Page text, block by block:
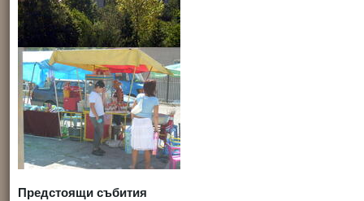
Предстоящи събития